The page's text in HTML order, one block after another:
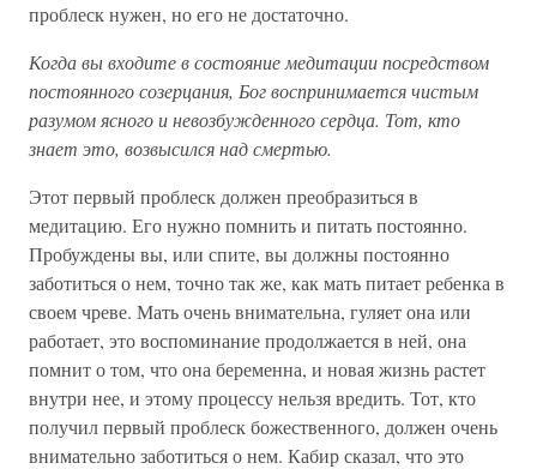
проблеск нужен, но его не достаточно.
Когда вы входите в состояние медитации посредством
постоянного созерцания, Бог воспринимается чистым
разумом ясного и невозбужденного сердца. Тот, кто
знает это, возвысился над смертью.
Этот первый проблеск должен преобразиться в
медитацию. Его нужно помнить и питать постоянно.
Пробуждены вы, или спите, вы должны постоянно
заботиться о нем, точно так же, как мать питает ребенка в
своем чреве. Мать очень внимательна, гуляет она или
работает, это воспоминание продолжается в ней, она
помнит о том, что она беременна, и новая жизнь растет
внутри нее, и этому процессу нельзя вредить. Тот, кто
получил первый проблеск божественного, должен очень
внимательно заботиться о нем. Кабир сказал, что это